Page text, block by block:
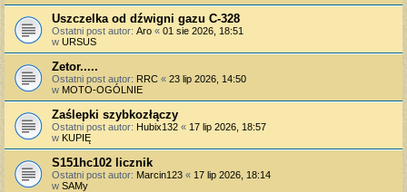
Uszczelka od dźwigni gazu C-328
Ostatni post autor: Aro « 01 sie 2026, 18:51
w URSUS
Zetor.....
Ostatni post autor: RRC « 23 lip 2026, 14:50
w MOTO-OGÓLNIE
Zaślepki szybkozłączy
Ostatni post autor: Hubix132 « 17 lip 2026, 18:57
w KUPIĘ
S151hc102 licznik
Ostatni post autor: Marcin123 « 17 lip 2026, 18:14
w SAMy